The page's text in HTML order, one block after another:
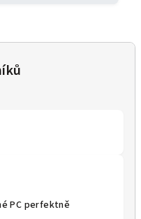
PC perfektně